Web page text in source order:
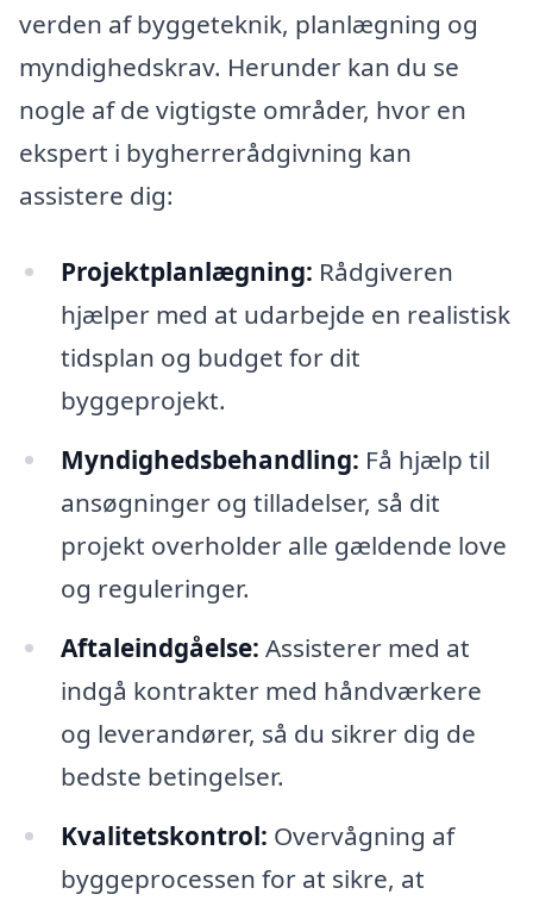
verden af byggeteknik, planlægning og
myndighedskrav. Herunder kan du se
nogle af de vigtigste områder, hvor en
ekspert i bygherrerådgivning kan
assistere dig:
Projektplanlægning: Rådgiveren
hjælper med at udarbejde en realistisk
tidsplan og budget for dit
byggeprojekt.
Myndighedsbehandling: Få hjælp til
ansøgninger og tilladelser, så dit
projekt overholder alle gældende love
og reguleringer.
Aftaleindgåelse: Assisterer med at
indgå kontrakter med håndværkere
og leverandører, så du sikrer dig de
bedste betingelser.
Kvalitetskontrol: Overvågning af
byggeprocessen for at sikre, at